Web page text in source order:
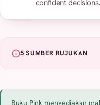
confident decisions.
5 SUMBER RUJUKAN
Buku Pink menyediakan